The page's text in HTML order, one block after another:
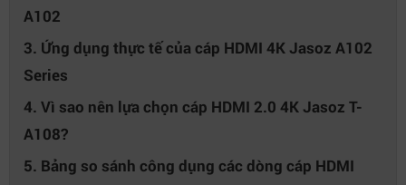
A102
3. Ứng dụng thực tế của cáp HDMI 4K Jasoz A102
Series
4. Vì sao nên lựa chọn cáp HDMI 2.0 4K Jasoz T-
A108?
5. Bảng so sánh công dụng các dòng cáp HDMI